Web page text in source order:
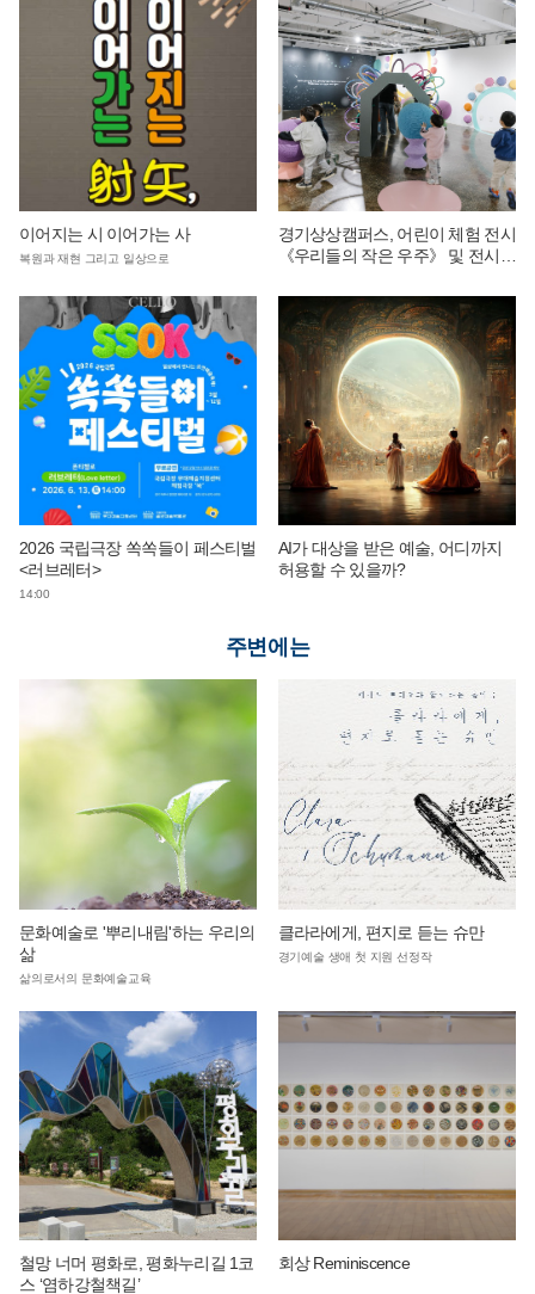
이어지는 시 이어가는 사
복원과 재현 그리고 일상으로
경기상상캠퍼스, 어린이 체험 전시
《우리들의 작은 우주》 및 전시
2026 국립극장 쏙쏙들이 페스티벌
<러브레터>
14:00
AI가 대상을 받은 예술, 어디까지
허용할 수 있을까?
주변에는
문화예술로 '뿌리내림'하는 우리의
삶
삶의로서의 문화예술교육
클라라에게, 편지로 듣는 슈만
경기예술 생애 첫 지원 선정작
철망 너머 평화로, 평화누리길 1코
스 ‘염하강철책길’
회상 Reminiscence